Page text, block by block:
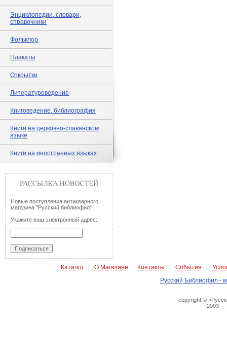
Энциклопедии, словари,
справочники
Фольклор
Плакаты
Открытки
Литературоведение
Книговедение, библиография
Книги на церковно-славянском
языке
Книги на иностранных языках
Новые поступления антикварного
магазина "Русский библиофил"
Укажите ваш электронный адрес:
Каталог| О Магазине | Контакты | События |
Русский Библиофил -
copyright ©
2003 —